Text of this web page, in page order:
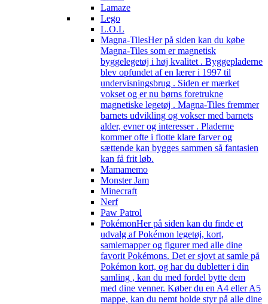
Lamaze
Lego
L.O.L
Magna-TilesHer på siden kan du købe
Magna-Tiles som er magnetisk
byggelegetøj i høj kvalitet . Byggepladerne
blev opfundet af en lærer i 1997 til
undervisningsbrug . Siden er mærket
vokset og er nu børns foretrukne
magnetiske legetøj . Magna-Tiles fremmer
barnets udvikling og vokser med barnets
alder, evner og interesser . Pladerne
kommer ofte i flotte klare farver og
sættende kan bygges sammen så fantasien
kan få frit løb.
Mamamemo
Monster Jam
Minecraft
Nerf
Paw Patrol
PokémonHer på siden kan du finde et
udvalg af Pokémon legetøj, kort,
samlemapper og figurer med alle dine
favorit Pokémons. Det er sjovt at samle på
Pokémon kort, og har du dubletter i din
samling , kan du med fordel bytte dem
med dine venner. Køber du en A4 eller A5
mappe, kan du nemt holde styr på alle dine